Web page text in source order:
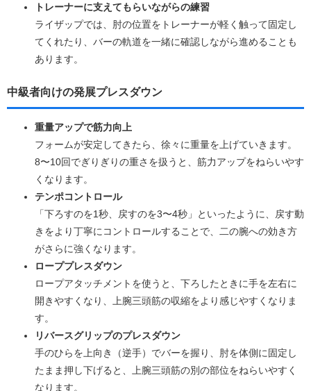
トレーナーに支えてもらいながらの練習
ライザップでは、肘の位置をトレーナーが軽く触って固定し
てくれたり、バーの軌道を一緒に確認しながら進めることも
あります。
中級者向けの発展プレスダウン
重量アップで筋力向上
フォームが安定してきたら、徐々に重量を上げていきます。
8〜10回でぎりぎりの重さを扱うと、筋力アップをねらいやす
くなります。
テンポコントロール
「下ろすのを1秒、戻すのを3〜4秒」といったように、戻す動
きをより丁寧にコントロールすることで、二の腕への効き方
がさらに強くなります。
ローププレスダウン
ロープアタッチメントを使うと、下ろしたときに手を左右に
開きやすくなり、上腕三頭筋の収縮をより感じやすくなりま
す。
リバースグリップのプレスダウン
手のひらを上向き（逆手）でバーを握り、肘を体側に固定し
たまま押し下げると、上腕三頭筋の別の部位をねらいやすく
なります。